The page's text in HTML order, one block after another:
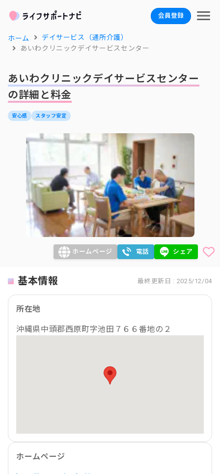
会員登録
ホーム
デイサービス（通所介護）
あいわクリニックデイサービスセンター
あいわクリニックデイサービスセンター
の詳細と料金
安心感 スタッフ安定
ホームページ 電話 シェア
基本情報 最終更新日 : 2025/12/04
所在地
沖縄県中頭郡西原町字池田７６６番地の２
ホームページ